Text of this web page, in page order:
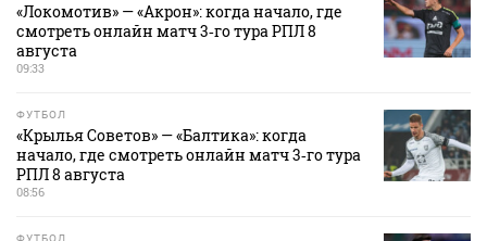
«Локомотив» — «Акрон»: когда начало, где
смотреть онлайн матч 3‑го тура РПЛ 8
августа
09:33
ФУТБОЛ
«Крылья Советов» — «Балтика»: когда
начало, где смотреть онлайн матч 3‑го тура
РПЛ 8 августа
08:56
ФУТБОЛ